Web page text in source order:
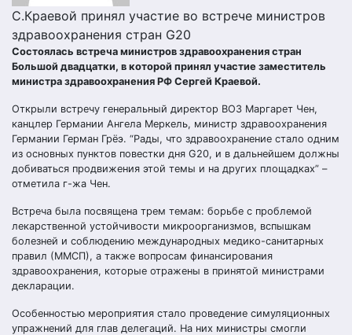
С.Краевой принял участие во встрече министров
здравоохранения стран G20
Состоялась встреча министров здравоохранения стран
Большой двадцатки, в которой принял участие заместитель
министра здравоохранения РФ Сергей Краевой.
Открыли встречу генеральный директор ВОЗ Маргарет Чен,
канцлер Германии Ангела Меркель, министр здравоохранения
Германии Герман Грёэ. “Рады, что здравоохранение стало одним
из основных пунктов повестки дня G20, и в дальнейшем должны
добиваться продвижения этой темы и на других площадках” –
отметила г-жа Чен.
Встреча была посвящена трем темам: борьбе с проблемой
лекарственной устойчивости микроорганизмов, вспышкам
болезней и соблюдению международных медико-санитарных
правил (ММСП), а также вопросам финансирования
здравоохранения, которые отражены в принятой министрами
декларации.
Особенностью мероприятия стало проведение симуляционных
упражнений для глав делегаций. На них министры смогли